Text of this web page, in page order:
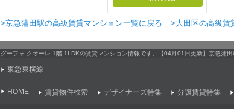
>京急蒲田駅の高級賃貸マンション一覧に戻る >大田区の高級賃
グーフォ クオーレ 1階 1LDKの賃貸マンション情報です。【04月01日更新】京急蒲
東急東横線
HOME 賃貸物件検索 デザイナーズ特集 分譲賃貸特集